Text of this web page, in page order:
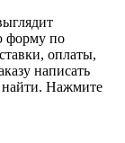
форму по
оплаты,
написать
найти. Нажмите